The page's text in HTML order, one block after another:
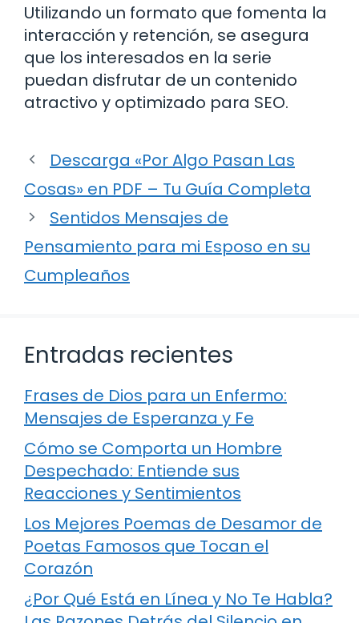
Utilizando un formato que fomenta la
interacción y retención, se asegura
que los interesados en la serie
puedan disfrutar de un contenido
atractivo y optimizado para SEO.
Descarga «Por Algo Pasan Las
Cosas» en PDF – Tu Guía Completa
Sentidos Mensajes de
Pensamiento para mi Esposo en su
Cumpleaños
Entradas recientes
Frases de Dios para un Enfermo:
Mensajes de Esperanza y Fe
Cómo se Comporta un Hombre
Despechado: Entiende sus
Reacciones y Sentimientos
Los Mejores Poemas de Desamor de
Poetas Famosos que Tocan el
Corazón
¿Por Qué Está en Línea y No Te Habla?